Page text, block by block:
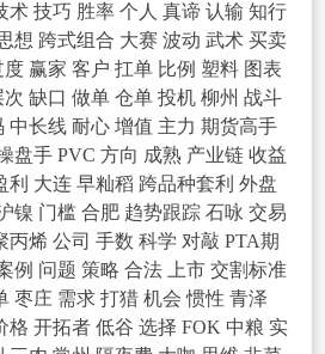
术 技巧 胜率 个人 真谛 认输 知行
想 跨式组合 大赛 波动 武术 买卖
度 赢家 客户 扛单 比例 塑料 图表
次 缺口 做单 仓单 投机 柳州 战斗
中长线 耐心 增值 主力 期货高手
盘手 PVC 方向 成熟 产业链 收益
利 大连 早籼稻 跨品种套利 外盘
镍 门槛 合肥 趋势跟踪 石咏 交易
丙烯 公司 手数 科学 对敲 PTA期
例 问题 策略 合法 上市 交割标准
枣庄 需求 打猎 机会 惯性 青泽
格 开拓者 低谷 选择 FOK 中粮 实